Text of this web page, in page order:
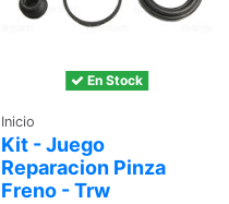
En Stock
Inicio
Kit - Juego
Reparacion Pinza
Freno - Trw